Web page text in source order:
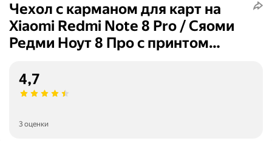
Чехол с карманом для карт на
Xiaomi Redmi Note 8 Pro / Сяоми
Редми Ноут 8 Про с принтом
4,7
3 оценки